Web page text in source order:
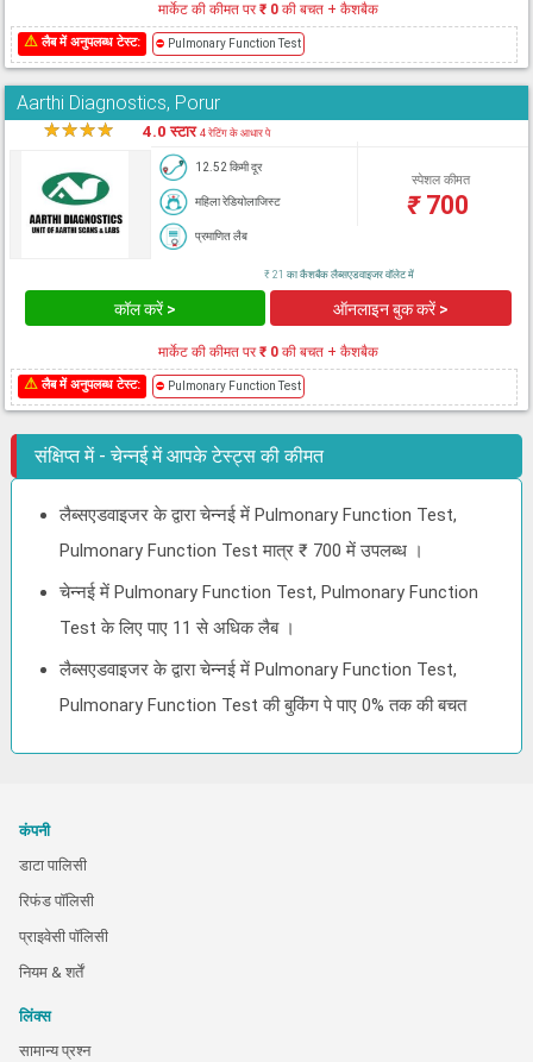
मार्केट की कीमत पर₹ 0की बचत + कैशबैक
⚠लैब में अनुपलब्ध टेस्ट: ⛔ Pulmonary Function Test
Aarthi Diagnostics, Porur
★★★★ 4.0 स्टार4 रेटिंग के आधार पे
12.52 किमी दूर
महिला रेडियोलाजिस्ट
प्रमाणित लैब
स्पेशल कीमत
₹700
₹ 21 का कैशबैक लैब्सएडवाइजर वॉलेट में
कॉल करें > ऑनलाइन बुक करें >
मार्केट की कीमत पर₹ 0की बचत + कैशबैक
⚠लैब में अनुपलब्ध टेस्ट: ⛔ Pulmonary Function Test
संक्षिप्त में - चेन्नई में आपके टेस्ट्स की कीमत
लैब्सएडवाइजर के द्वारा चेन्नई में Pulmonary Function Test,
Pulmonary Function Test मात्र ₹ 700 में उपलब्ध ।
चेन्नई में Pulmonary Function Test, Pulmonary Function
Test के लिए पाए 11 से अधिक लैब ।
लैब्सएडवाइजर के द्वारा चेन्नई में Pulmonary Function Test,
Pulmonary Function Test की बुकिंग पे पाए 0% तक की बचत
कंपनी
डाटा पालिसी
रिफंड पॉलिसी
प्राइवेसी पॉलिसी
नियम & शर्तें
लिंक्स
सामान्य प्रश्न